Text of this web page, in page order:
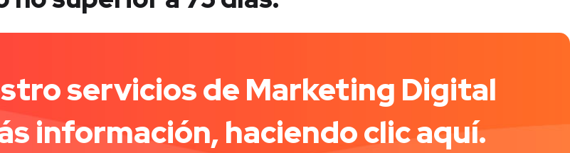
servicios de Marketing Digital
información, haciendo clic aquí.